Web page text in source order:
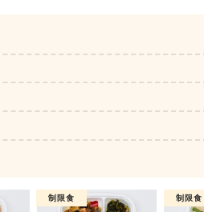
制限食 制限食